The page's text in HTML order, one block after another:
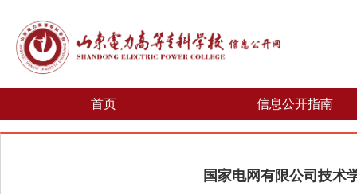
首页 信息公开指南
国家电网有限公司技术